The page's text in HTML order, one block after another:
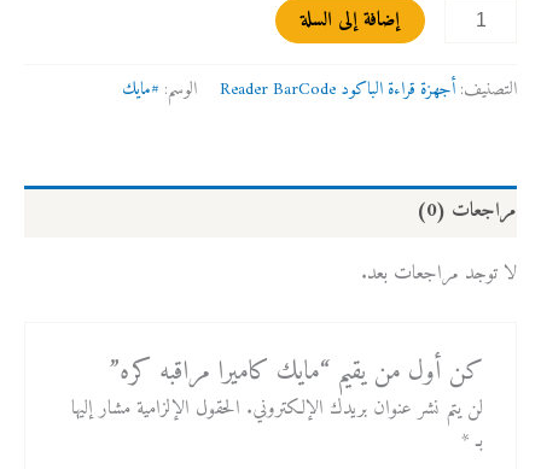
إضافة إلى السلة
التصنيف:أجهزة قراءة الباكود Reader BarCode الوسم: #مايك
مراجعات (0)
لا توجد مراجعات بعد.
كن أول من يقيم “مايك كاميرا مراقبه كره”
لن يتم نشر عنوان بريدك الإلكتروني. الحقول الإلزامية مشار إليها
بـ*